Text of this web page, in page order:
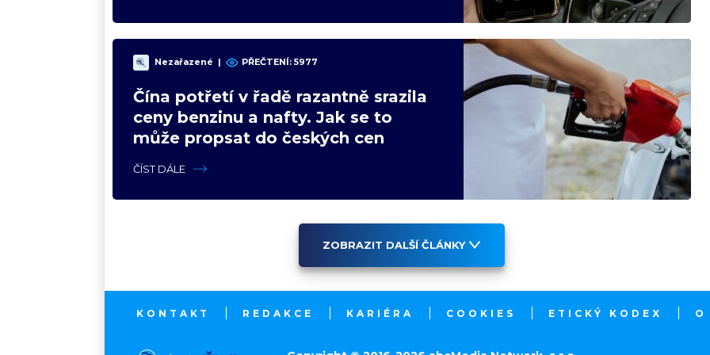
Nezařazené | PŘEČTENÍ: 5977
Čína potřetí v řadě razantně srazila
ceny benzinu a nafty. Jak se to
může propsat do českých cen
ČÍST DÁLE
ZOBRAZIT DALŠÍ ČLÁNKY
KONTAKT REDAKCE KARIÉRA COOKIES ETICKÝ KODEX O